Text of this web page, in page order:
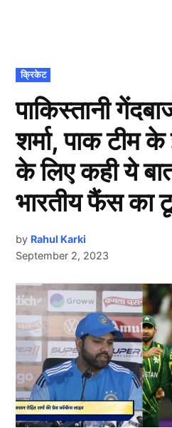
POSTED
IN
क्रिकेट
पाकिस्तानी
शर्मा, पाक टीम
के लिए कही ये
भारतीय फैंस का
by Rahul Karki
September 2, 2023